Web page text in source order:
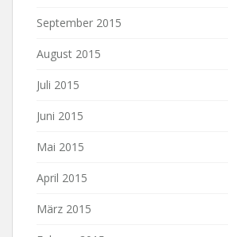
September 2015
August 2015
Juli 2015
Juni 2015
Mai 2015
April 2015
März 2015